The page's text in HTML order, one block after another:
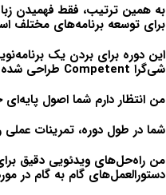
به همین ترتیب، فقط فهمیدن
برای توسعه برنامه‌های مختلف
این دوره برای بردن یک
شی‌گرا Competent طراحی شده است!
من انتظار دارم شما اصول پایه‌ای
شما در طول دوره، تمرینات عملی
من راه‌حل‌های ویدئویی دقیق برای
دستورالعمل‌های گام به گام در